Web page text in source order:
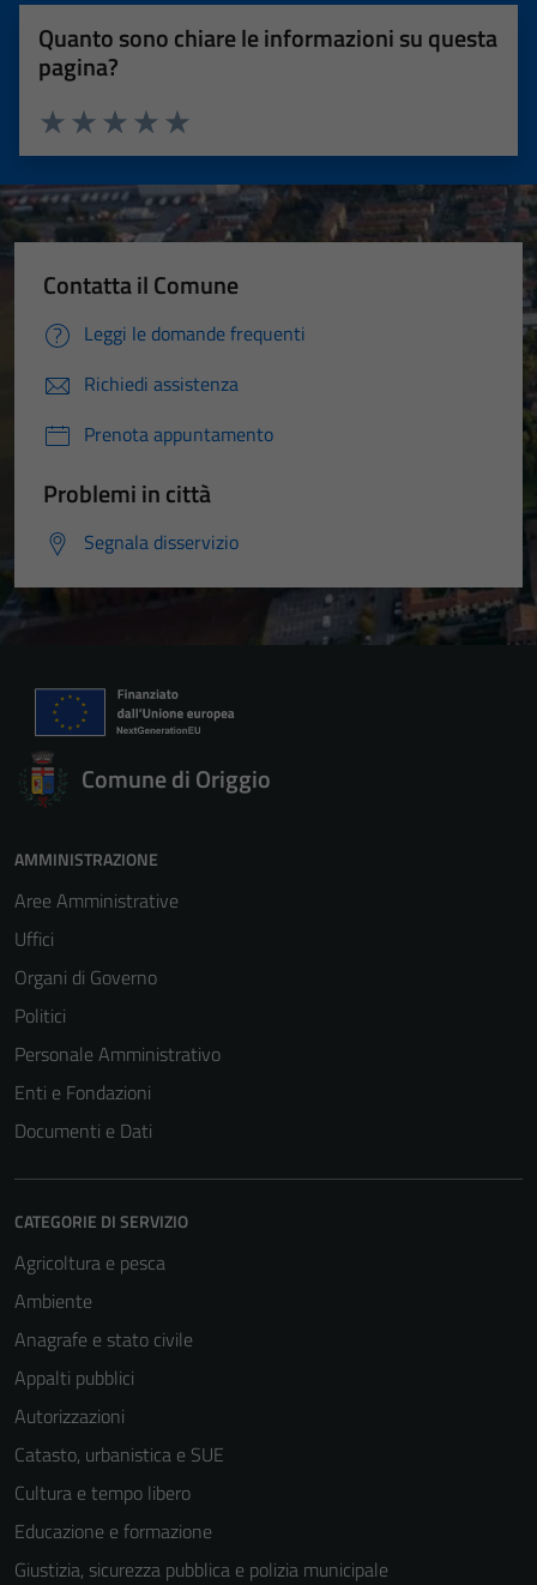
Quanto sono chiare le informazioni su questa
pagina?
Valuta 5 stelle su 5
Valuta 4 stelle su 5
Valuta 3 stelle su 5
Valuta 2 stelle su 5
Valuta 1 stelle su 5
Contatta il Comune
Leggi le domande frequenti
Richiedi assistenza
Prenota appuntamento
Problemi in città
Segnala disservizio
Comune di Origgio
AMMINISTRAZIONE
Aree Amministrative
Uffici
Organi di Governo
Politici
Personale Amministrativo
Enti e Fondazioni
Documenti e Dati
CATEGORIE DI SERVIZIO
Agricoltura e pesca
Ambiente
Anagrafe e stato civile
Appalti pubblici
Autorizzazioni
Catasto, urbanistica e SUE
Cultura e tempo libero
Educazione e formazione
Giustizia, sicurezza pubblica e polizia municipale